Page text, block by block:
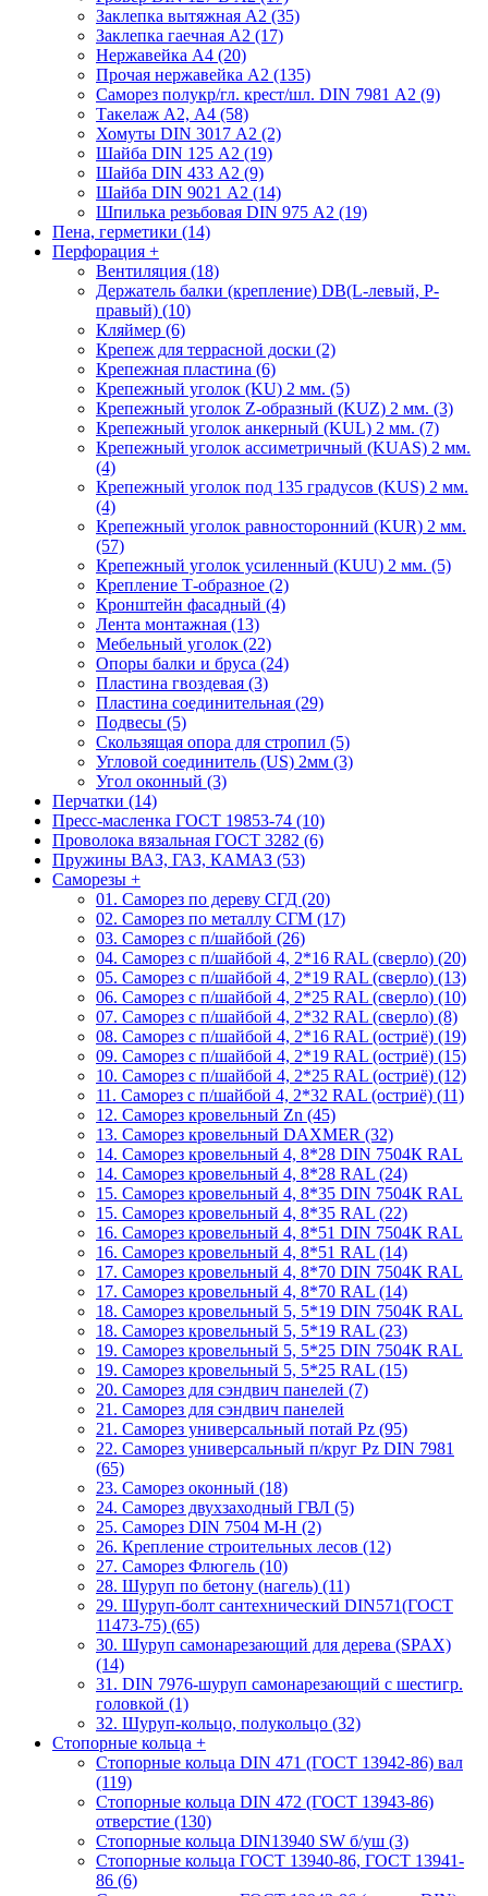
Заклепка вытяжная А2 (35)
Заклепка гаечная А2 (17)
Нержавейка А4 (20)
Прочая нержавейка А2 (135)
Саморез полукр/гл. крест/шл. DIN 7981 А2 (9)
Такелаж А2, А4 (58)
Хомуты DIN 3017 А2 (2)
Шайба DIN 125 А2 (19)
Шайба DIN 433 А2 (9)
Шайба DIN 9021 А2 (14)
Шпилька резьбовая DIN 975 А2 (19)
Пена, герметики (14)
Перфорация +
Вентиляция (18)
Держатель балки (крепление) DB(L-левый, P-
правый) (10)
Кляймер (6)
Крепеж для террасной доски (2)
Крепежная пластина (6)
Крепежный уголок (KU) 2 мм. (5)
Крепежный уголок Z-образный (KUZ) 2 мм. (3)
Крепежный уголок анкерный (KUL) 2 мм. (7)
Крепежный уголок ассиметричный (KUAS) 2 мм.
(4)
Крепежный уголок под 135 градусов (KUS) 2 мм.
(4)
Крепежный уголок равносторонний (KUR) 2 мм.
(57)
Крепежный уголок усиленный (KUU) 2 мм. (5)
Крепление Т-образное (2)
Кронштейн фасадный (4)
Лента монтажная (13)
Мебельный уголок (22)
Опоры балки и бруса (24)
Пластина гвоздевая (3)
Пластина соединительная (29)
Подвесы (5)
Скользящая опора для стропил (5)
Угловой соединитель (US) 2мм (3)
Угол оконный (3)
Перчатки (14)
Пресс-масленка ГОСТ 19853-74 (10)
Проволока вязальная ГОСТ 3282 (6)
Пружины ВАЗ, ГАЗ, КАМАЗ (53)
Саморезы +
01. Саморез по дереву СГД (20)
02. Саморез по металлу СГМ (17)
03. Саморез с п/шайбой (26)
04. Саморез с п/шайбой 4, 2*16 RAL (сверло) (20)
05. Саморез с п/шайбой 4, 2*19 RAL (сверло) (13)
06. Саморез с п/шайбой 4, 2*25 RAL (сверло) (10)
07. Саморез с п/шайбой 4, 2*32 RAL (сверло) (8)
08. Саморез с п/шайбой 4, 2*16 RAL (остриё) (19)
09. Саморез с п/шайбой 4, 2*19 RAL (остриё) (15)
10. Саморез с п/шайбой 4, 2*25 RAL (остриё) (12)
11. Саморез с п/шайбой 4, 2*32 RAL (остриё) (11)
12. Саморез кровельный Zn (45)
13. Саморез кровельный DAXMER (32)
14. Саморез кровельный 4, 8*28 DIN 7504К RAL
14. Саморез кровельный 4, 8*28 RAL (24)
15. Саморез кровельный 4, 8*35 DIN 7504К RAL
15. Саморез кровельный 4, 8*35 RAL (22)
16. Саморез кровельный 4, 8*51 DIN 7504К RAL
16. Саморез кровельный 4, 8*51 RAL (14)
17. Саморез кровельный 4, 8*70 DIN 7504К RAL
17. Саморез кровельный 4, 8*70 RAL (14)
18. Саморез кровельный 5, 5*19 DIN 7504К RAL
18. Саморез кровельный 5, 5*19 RAL (23)
19. Саморез кровельный 5, 5*25 DIN 7504К RAL
19. Саморез кровельный 5, 5*25 RAL (15)
20. Саморез для сэндвич панелей (7)
21. Саморез для сэндвич панелей
21. Саморез универсальный потай Pz (95)
22. Саморез универсальный п/круг Pz DIN 7981
(65)
23. Саморез оконный (18)
24. Саморез двухзаходный ГВЛ (5)
25. Саморез DIN 7504 M-H (2)
26. Крепление строительных лесов (12)
27. Саморез Флюгель (10)
28. Шуруп по бетону (нагель) (11)
29. Шуруп-болт сантехнический DIN571(ГОСТ
11473-75) (65)
30. Шуруп самонарезающий для дерева (SPAX)
(14)
31. DIN 7976-шуруп самонарезающий с шестигр.
головкой (1)
32. Шуруп-кольцо, полукольцо (32)
Стопорные кольца +
Стопорные кольца DIN 471 (ГОСТ 13942-86) вал
(119)
Стопорные кольца DIN 472 (ГОСТ 13943-86)
отверстие (130)
Стопорные кольца DIN13940 SW б/уш (3)
Стопорные кольца ГОСТ 13940-86, ГОСТ 13941-
86 (6)